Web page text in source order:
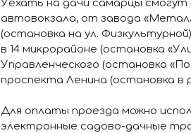
Уехать на дачи самарцы
автовокзала, от завода
(остановка на ул.
в 14 микрорайоне (остановка
Управленческого (остановка
проспекта Ленина (остановка в
Для оплаты проезда можно
электронные садово-дачные